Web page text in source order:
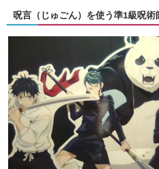
呪言（じゅごん）を使う準1級呪術